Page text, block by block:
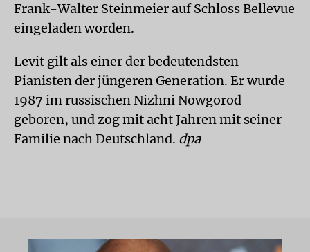
Frank-Walter Steinmeier auf Schloss Bellevue
eingeladen worden.
Levit gilt als einer der bedeutendsten
Pianisten der jüngeren Generation. Er wurde
1987 im russischen Nizhni Nowgorod
geboren, und zog mit acht Jahren mit seiner
Familie nach Deutschland. dpa